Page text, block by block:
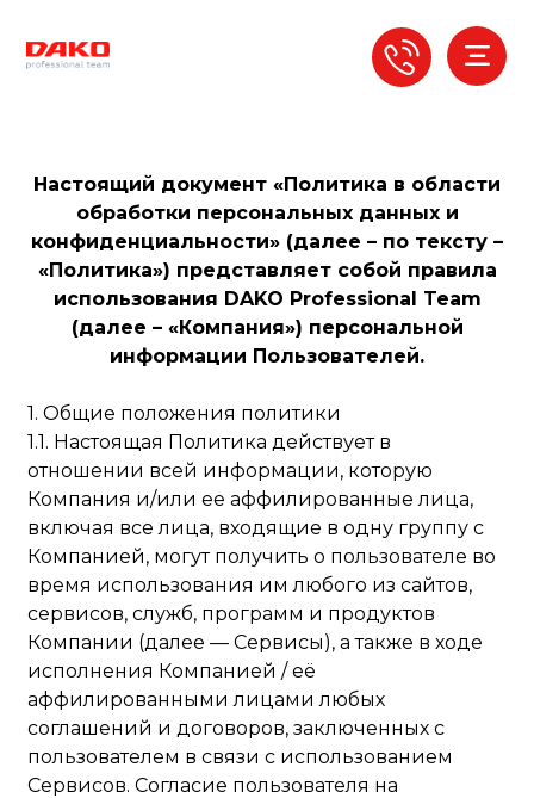
Настоящий документ «Политика в области
обработки персональных данных и
конфиденциальности» (далее – по тексту –
«Политика») представляет собой правила
использования DAKO Professional Team
(далее – «Компания») персональной
информации Пользователей.
1. Общие положения политики
1.1. Настоящая Политика действует в
отношении всей информации, которую
Компания и/или ее аффилированные лица,
включая все лица, входящие в одну группу с
Компанией, могут получить о пользователе во
время использования им любого из сайтов,
сервисов, служб, программ и продуктов
Компании (далее — Сервисы), а также в ходе
исполнения Компанией / её
аффилированными лицами любых
соглашений и договоров, заключенных с
пользователем в связи с использованием
Сервисов. Согласие пользователя на